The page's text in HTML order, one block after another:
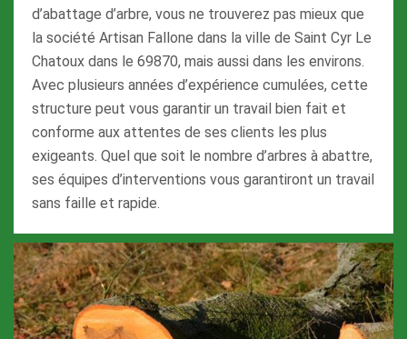
d’abattage d’arbre, vous ne trouverez pas mieux que
la société Artisan Fallone dans la ville de Saint Cyr Le
Chatoux dans le 69870, mais aussi dans les environs.
Avec plusieurs années d’expérience cumulées, cette
structure peut vous garantir un travail bien fait et
conforme aux attentes de ses clients les plus
exigeants. Quel que soit le nombre d’arbres à abattre,
ses équipes d’interventions vous garantiront un travail
sans faille et rapide.